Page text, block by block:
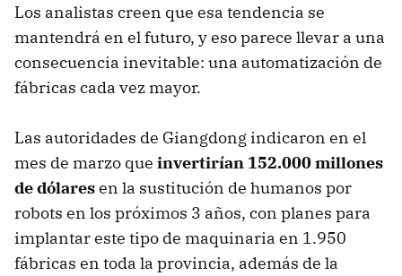
Los analistas creen que esa tendencia se
mantendrá en el futuro, y eso parece llevar a una
consecuencia inevitable: una automatización de
fábricas cada vez mayor.
Las autoridades de Giangdong indicaron en el
mes de marzo que invertirían 152.000 millones
de dólaresen la sustitución de humanos por
robots en los próximos 3 años, con planes para
implantar este tipo de maquinaria en 1.950
fábricas en toda la provincia, además de la